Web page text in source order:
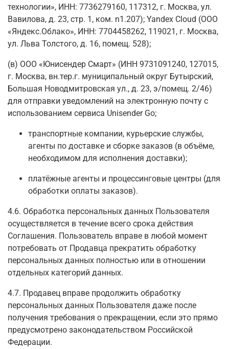
технологии», ИНН: 7736279160, 117312, г. Москва, ул.
Вавилова, д. 23, стр. 1, ком. n1.207); Yandex Cloud (ООО
«Яндекс.Облако», ИНН: 7704458262, 119021, г. Москва,
ул. Льва Толстого, д. 16, помещ. 528);
(в) ООО «Юнисендер Смарт» (ИНН 9731091240, 127015,
г. Москва, вн.тер.г. муниципальный округ Бутырский,
Большая Новодмитровская ул., д. 23, э/помещ. 2/46)
для отправки уведомлений на электронную почту с
использованием сервиса Unisender Go;
транспортные компании, курьерские службы,
агенты по доставке и сборке заказов (в объёме,
необходимом для исполнения доставки);
платёжные агенты и процессинговые центры (для
обработки оплаты заказов).
4.6. Обработка персональных данных Пользователя
осуществляется в течение всего срока действия
Соглашения. Пользователь вправе в любой момент
потребовать от Продавца прекратить обработку
персональных данных полностью или в отношении
отдельных категорий данных.
4.7. Продавец вправе продолжить обработку
персональных данных Пользователя даже после
получения требования о прекращении, если это прямо
предусмотрено законодательством Российской
Федерации.